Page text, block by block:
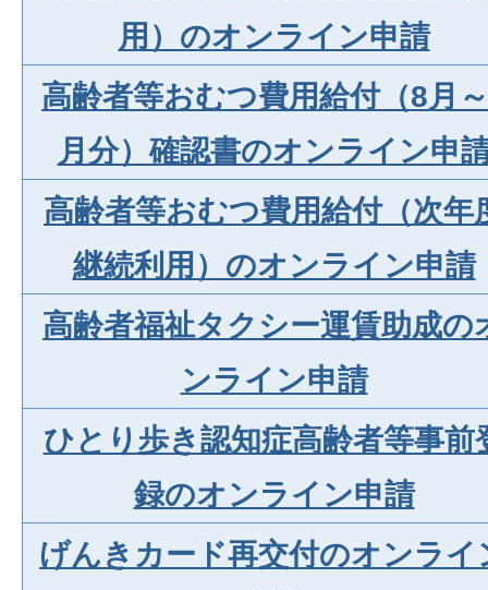
用）のオンライン申請
高齢者等おむつ費用給付（8月
月分）確認書のオンライン申
高齢者等おむつ費用給付（次年
継続利用）のオンライン申請
高齢者福祉タクシー運賃助成の
ンライン申請
ひとり歩き認知症高齢者等事前
録のオンライン申請
げんきカード再交付のオンライ